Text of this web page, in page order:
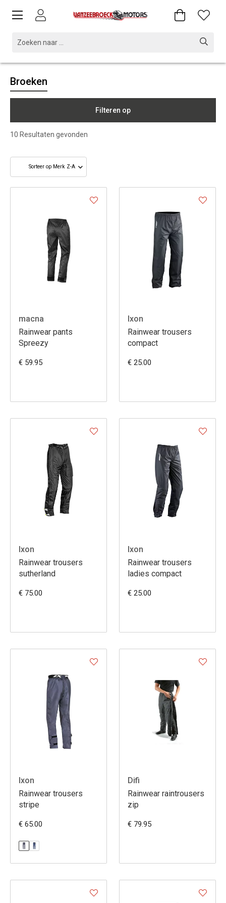
Broeken
Filteren op
10 Resultaten gevonden
macna
Rainwear pants
Spreezy
€ 59.95
Ixon
Rainwear trousers
compact
€ 25.00
Ixon
Rainwear trousers
sutherland
€ 75.00
Ixon
Rainwear trousers
ladies compact
€ 25.00
Ixon
Rainwear trousers
stripe
€ 65.00
Difi
Rainwear raintrousers
zip
€ 79.95